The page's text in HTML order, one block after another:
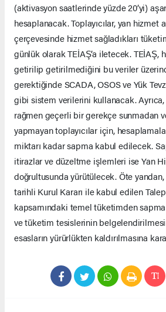
(aktivasyon saatlerinde yüzde 20’yi)
hesaplanacak. Toplayıcılar, yan hizmet
çerçevesinde hizmet sağladıkları
günlük olarak TEİAŞ’a iletecek. TEİAŞ,
getirilip getirilmediğini bu veriler
gerektiğinde SCADA, OSOS ve Yük
gibi sistem verilerini kullanacak. Ayrıca,
rağmen geçerli bir gerekçe sunmadan
yapmayan toplayıcılar için,
miktarı kadar sapma kabul edilecek.
itirazlar ve düzeltme işlemleri ise Yan
doğrultusunda yürütülecek. Öte yandan,
tarihli Kurul Kararı ile kabul edilen
kapsamındaki temel tüketimden
ve tüketim tesislerinin
esasların yürürlükten kaldırılmasına